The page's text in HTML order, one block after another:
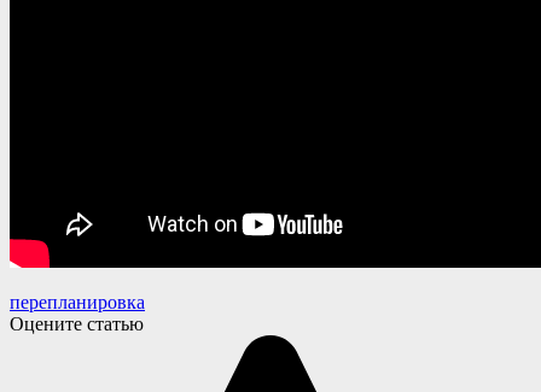
перепланировка
Оцените статью